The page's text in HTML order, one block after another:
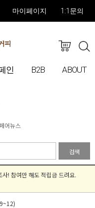
마이페이지 1:1문의
인 B2B ABOUT
페어뉴스
검색
! 참여만 해도 적립금 드려요.